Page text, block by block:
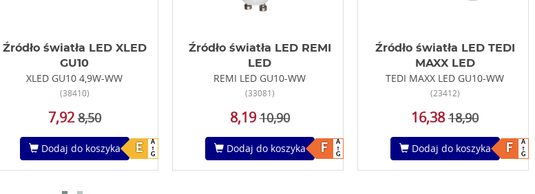
E
A
G
Źródło światła LED XLED
GU10
XLED GU10 4,9W-WW
(38410)
7,92 8,50
Dodaj do koszyka F
A
G
Źródło światła LED REMI
LED
REMI LED GU10-WW
(33081)
8,19 10,90
Dodaj do koszyka F
A
G
Źródło światła LED TEDI
MAXX LED
TEDI MAXX LED GU10-WW
(23412)
16,38 18,90
Dodaj do koszyka